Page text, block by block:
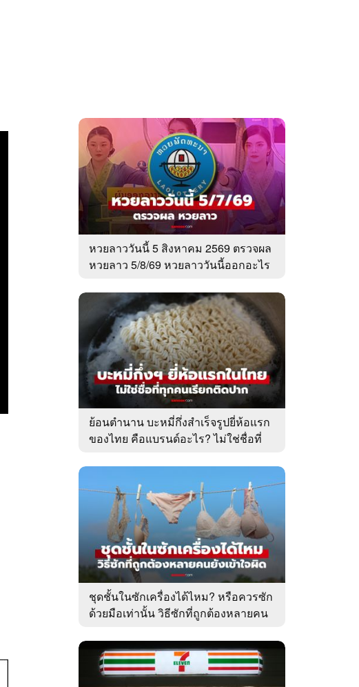
หวยลาววันนี้ 5 สิงหาคม 2569 ตรวจผล
หวยลาว 5/8/69 หวยลาววันนี้ออกอะไร
ย้อนตำนาน บะหมี่กึ่งสำเร็จรูปยี่ห้อแรก
ของไทย คือแบรนด์อะไร? ไม่ใช่ชื่อที่
ชุดชั้นในซักเครื่องได้ไหม? หรือควรซัก
ด้วยมือเท่านั้น วิธีซักที่ถูกต้องหลายคน